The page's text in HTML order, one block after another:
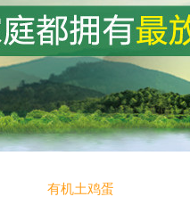
有机土鸡蛋